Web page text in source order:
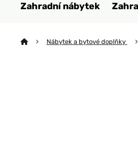
Zahradní nábytek
Nábytek a bytové doplňky